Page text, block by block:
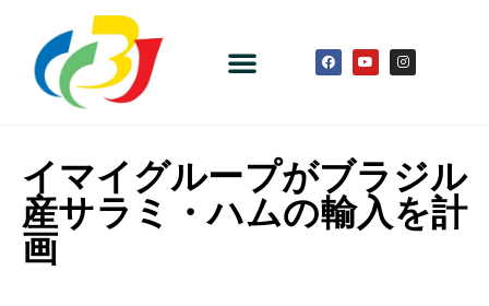
イマイグループがブラジル
産サラミ・ハムの輸入を計
画